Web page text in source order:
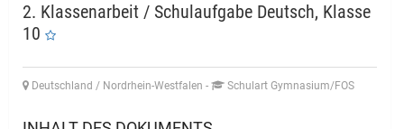
2. Klassenarbeit / Schulaufgabe Deutsch, Klasse
10
Deutschland / Nordrhein-Westfalen - Schulart Gymnasium/FOS